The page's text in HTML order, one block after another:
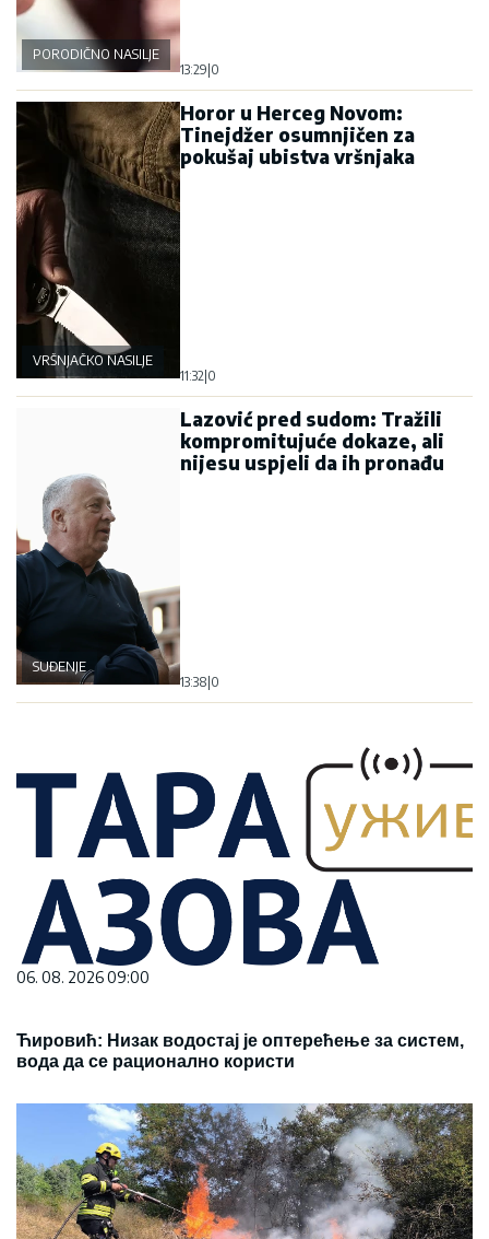
PORODIČNO NASILJE
13:29 0
VRŠNJAČKO NASILJE
Horor u Herceg Novom:
Tinejdžer osumnjičen za
pokušaj ubistva vršnjaka
11:32 0
SUĐENJE
Lazović pred sudom: Tražili
kompromitujuće dokaze, ali
nijesu uspjeli da ih pronađu
13:38 0
06. 08. 2026 09:00
Ћировић: Низак водостај је оптерећење за систем,
вода да се рационално користи